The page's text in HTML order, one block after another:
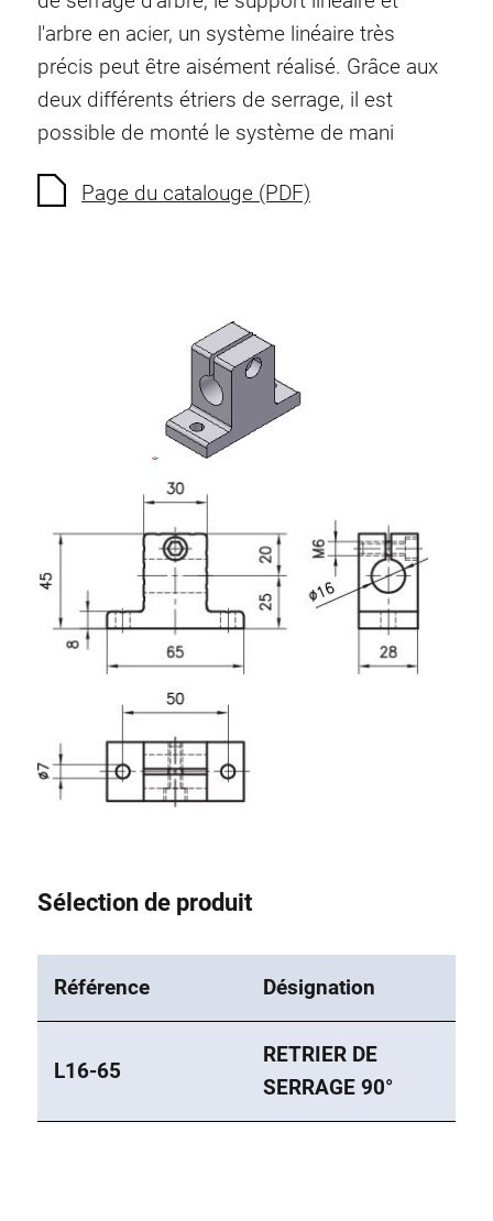
Ecrous à ressort
Sécurités de torsion
Raccordements à filet
Éléments de Raccordements de fond
Éléments plastiques
Éléments pneumatique
Éléments dynamique
Elément d’angle
Système de transrouler
l'arbre en acier, un système linéaire très
précis peut être aisément réalisé. Grâce aux
deux différents étriers de serrage, il est
possible de monté le système de mani
Page du catalouge (PDF)
Sélection de produit
Référence Désignation
L16-65
RETRIER DE
SERRAGE 90°